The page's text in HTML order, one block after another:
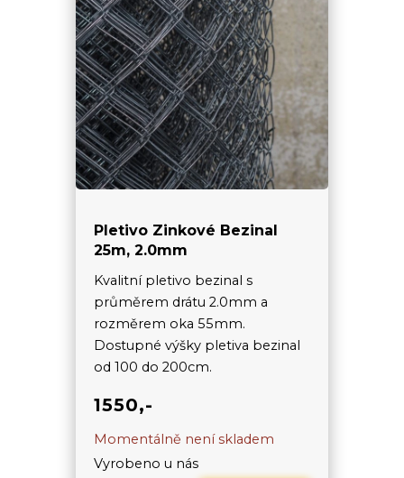
Pletivo Zinkové Bezinal
25m, 2.0mm
Kvalitní pletivo bezinal s
průměrem drátu 2.0mm a
rozměrem oka 55mm.
Dostupné výšky pletiva bezinal
od 100 do 200cm.
1550,-
Momentálně není skladem
Vyrobeno u nás